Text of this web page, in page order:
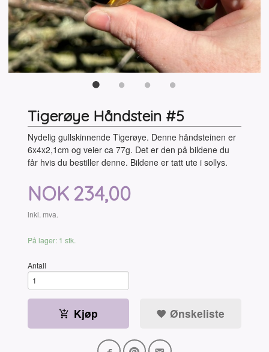
Tigerøye Håndstein #5
Nydelig gullskinnende Tigerøye. Denne håndsteinen er
6x4x2,1cm og veier ca 77g. Det er den på bildene du
får hvis du bestiller denne. Bildene er tatt ute i sollys.
Pris
NOK 234,00
inkl. mva.
På lager: 1 stk.
Antall
Kjøp Ønskeliste